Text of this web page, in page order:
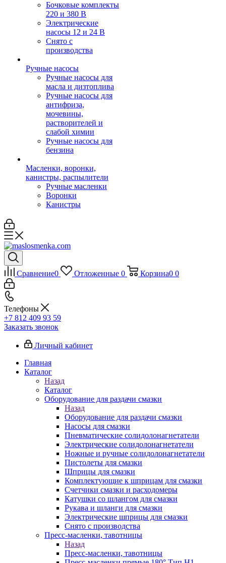
Бочковые комплекты
220 и 380 В
Электрические
насосы 12 и 24 В
Снято с
производства
Ручные насосы
Ручные насосы для
масла и дизтоплива
Ручные насосы для
антифриза,
мочевины,
растворителей и
слабой химии
Ручные насосы для
бензина
Масленки, воронки,
канистры, распылители
Ручные масленки
Воронки
Канистры
Сравнение0 Отложенные 0 Корзина0 0
Телефоны
+7 812 409 93 59
Заказать звонок
Личный кабинет
Главная
Каталог
Назад
Каталог
Оборудование для раздачи смазки
Назад
Оборудование для раздачи смазки
Насосы для смазки
Пневматические солидолонагнетатели
Электрические солидолонагнетатели
Ножные и ручные солидолонагнетатели
Пистолеты для смазки
Шприцы для смазки
Комплектующие к шприцам для смазки
Счетчики смазки и расходомеры
Катушки со шлангом для смазки
Рукава и шланги для смазки
Электрические шприцы для смазки
Снято с производства
Пресс-масленки, тавотницы
Назад
Пресс-масленки, тавотницы